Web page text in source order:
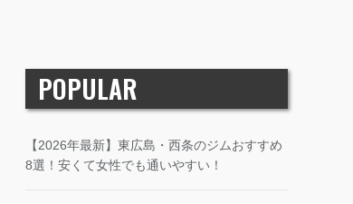
POPULAR
【2026年最新】東広島・西条のジムおすすめ
8選！安くて女性でも通いやすい！